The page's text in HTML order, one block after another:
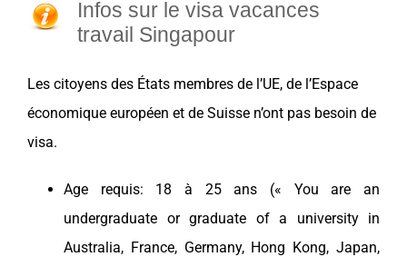
Infos sur le visa vacances
travail Singapour
Les citoyens des États membres de l’UE, de l’Espace
économique européen et de Suisse n’ont pas besoin de
visa.
Age requis: 18 à 25 ans (« You are an
undergraduate or graduate of a university in
Australia, France, Germany, Hong Kong,Japan,